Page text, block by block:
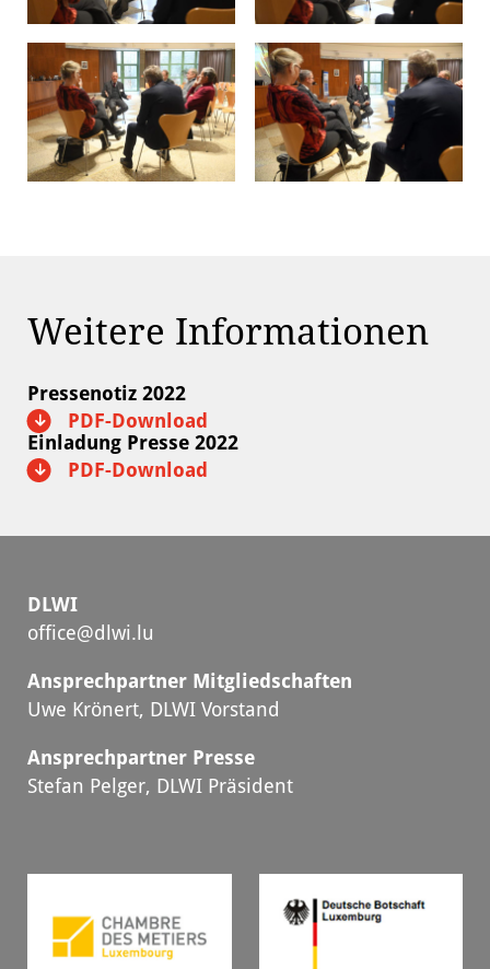
Weitere Informationen
Pressenotiz 2022
PDF-Download
Einladung Presse 2022
PDF-Download
DLWI
office@dlwi.lu
Ansprechpartner Mitgliedschaften
Uwe Krönert, DLWI Vorstand
Ansprechpartner Presse
Stefan Pelger, DLWI Präsident